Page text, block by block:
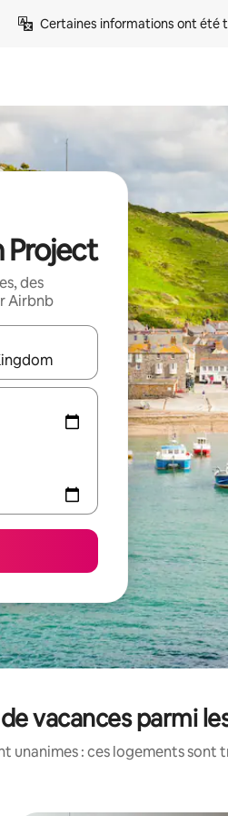
Certaines informations ont
Project
des
Airbnb
les flèches vers le haut et vers le
vacances parmi
unanimes : ces logements